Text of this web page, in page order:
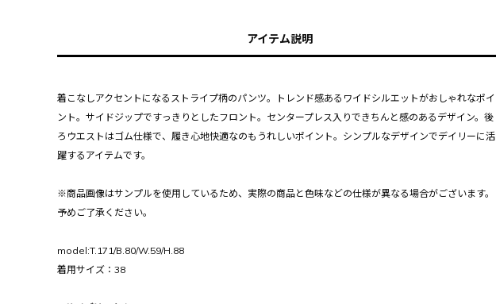
アイテム説明
着こなしアクセントになるストライプ柄のパンツ。トレンド感あるワイドシルエットがおしゃれなポイ
ント。サイドジップですっきりとしたフロント。センタープレス入りできちんと感のあるデザイン。後
ろウエストはゴム仕様で、履き心地快適なのもうれしいポイント。シンプルなデザインでデイリーに活
躍するアイテムです。
※商品画像はサンプルを使用しているため、実際の商品と色味などの仕様が異なる場合がございます。
予めご了承ください。
model:T.171/B.80/W.59/H.88
着用サイズ：38